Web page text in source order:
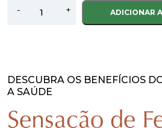
-
Ferramenta
Chocolate
Sortidas
+ ADICIONAR
DESCUBRA OS BENEFÍCIOS
A SAÚDE
Sensação de